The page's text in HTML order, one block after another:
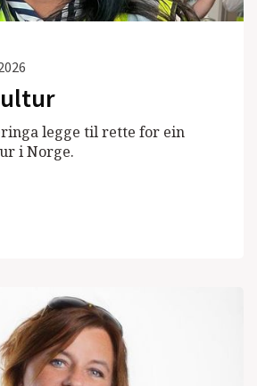
legge til rette for ein
i Norge.